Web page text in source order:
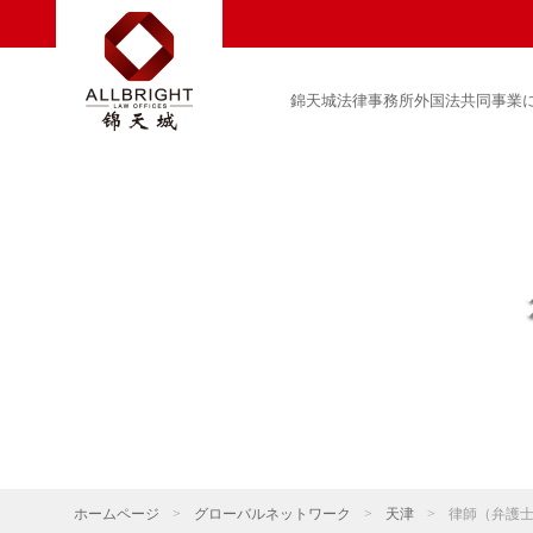
錦天城法律事務所外国法共同事業
ホームページ > グローバルネットワーク > 天津 > 律師（弁護